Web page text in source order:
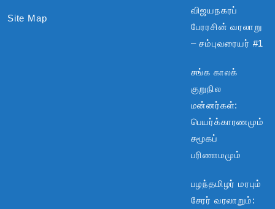
Site Map
விஜயநகரப்
பேரரசின் வரலாறு
– சம்புவரையர் #1
சங்க காலக்
குறுநில
மன்னர்கள்:
பெயர்க்காரணமும்
சமூகப்
பரிணாமமும்
பழந்தமிழர் மரபும்
சேரர் வரலாறும்: